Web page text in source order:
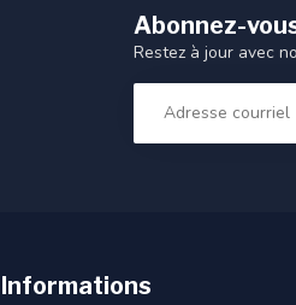
Abonnez-
Restez à jour avec
Informations